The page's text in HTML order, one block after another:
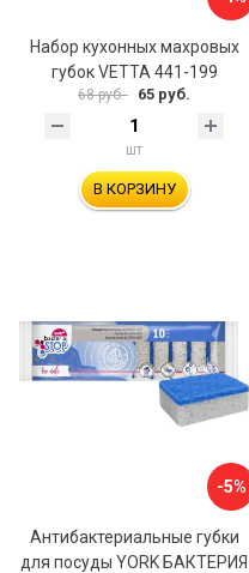
Набор кухонных махровых
губок VETTA 441-199
68 руб. 65 руб.
шт
В КОРЗИНУ
-5%
Антибактериальные губки
для посуды YORK БАКТЕРИЯ